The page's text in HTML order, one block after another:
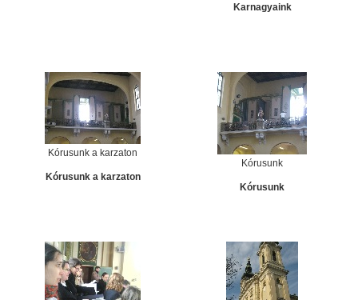
Karnagyaink
Kórusunk a karzaton
Kórusunk a karzaton
Kórusunk
Kórusunk